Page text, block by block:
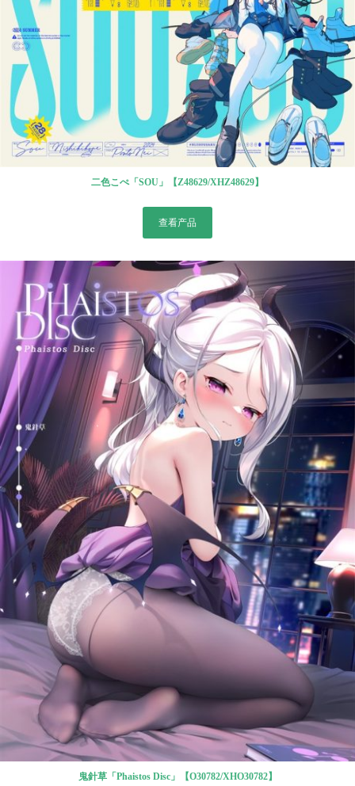
二色こぺ「SOU」【Z48629/XHZ48629】
查看产品
鬼針草「Phaistos Disc」【O30782/XHO30782】